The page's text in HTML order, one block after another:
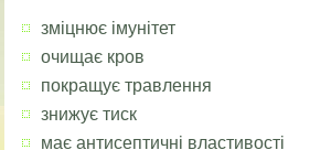
зміцнює імунітет
очищає кров
покращує травлення
знижує тиск
має антисептичні властивості